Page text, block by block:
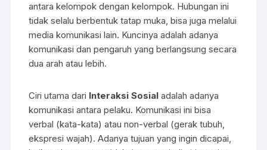
antara kelompok dengan kelompok. Hubungan ini
tidak selalu berbentuk tatap muka, bisa juga melalui
media komunikasi lain. Kuncinya adalah adanya
komunikasi dan pengaruh yang berlangsung secara
dua arah atau lebih.
Ciri utama dari Interaksi Sosial adalah adanya
komunikasi antara pelaku. Komunikasi ini bisa
verbal (kata-kata) atau non-verbal (gerak tubuh,
ekspresi wajah). Adanya tujuan yang ingin dicapai,